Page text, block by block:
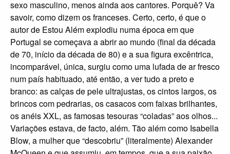
sexo masculino, menos ainda aos cantores. Porquê? Va
savoir, como dizem os franceses. Certo, certo, é que o
autor de Estou Além explodiu numa época em que
Portugal se começava a abrir ao mundo (final da década
de 70, início da década de 80) e a sua figura excêntrica,
incomparável, única, surgiu como uma lufada de ar fresco
num país habituado, até então, a ver tudo a preto e
branco: as calças de pele ultrajustas, os cintos largos, os
brincos com pedrarias, os casacos com faixas brilhantes,
os anéis XXL, as famosas tesouras “coladas” aos olhos...
Variações estava, de facto, além. Tão além como Isabella
Blow, a mulher que “descobriu” (literalmente) Alexander